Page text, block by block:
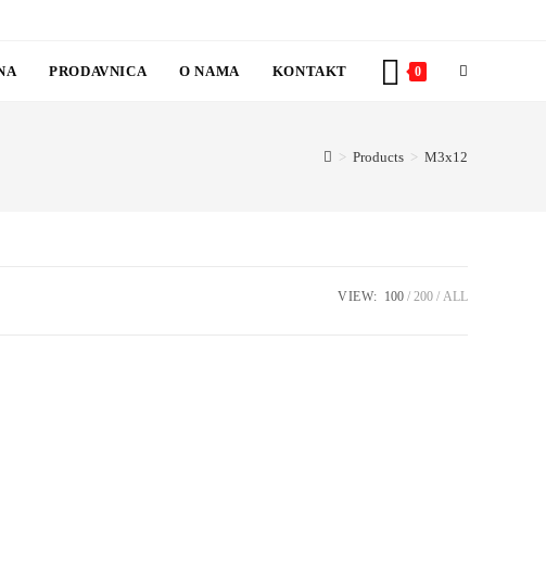
PRODAVNICA O NAMA KONTAKT 0 TOGGLE
> Products > M3x12
VIEW: 100 200 ALL